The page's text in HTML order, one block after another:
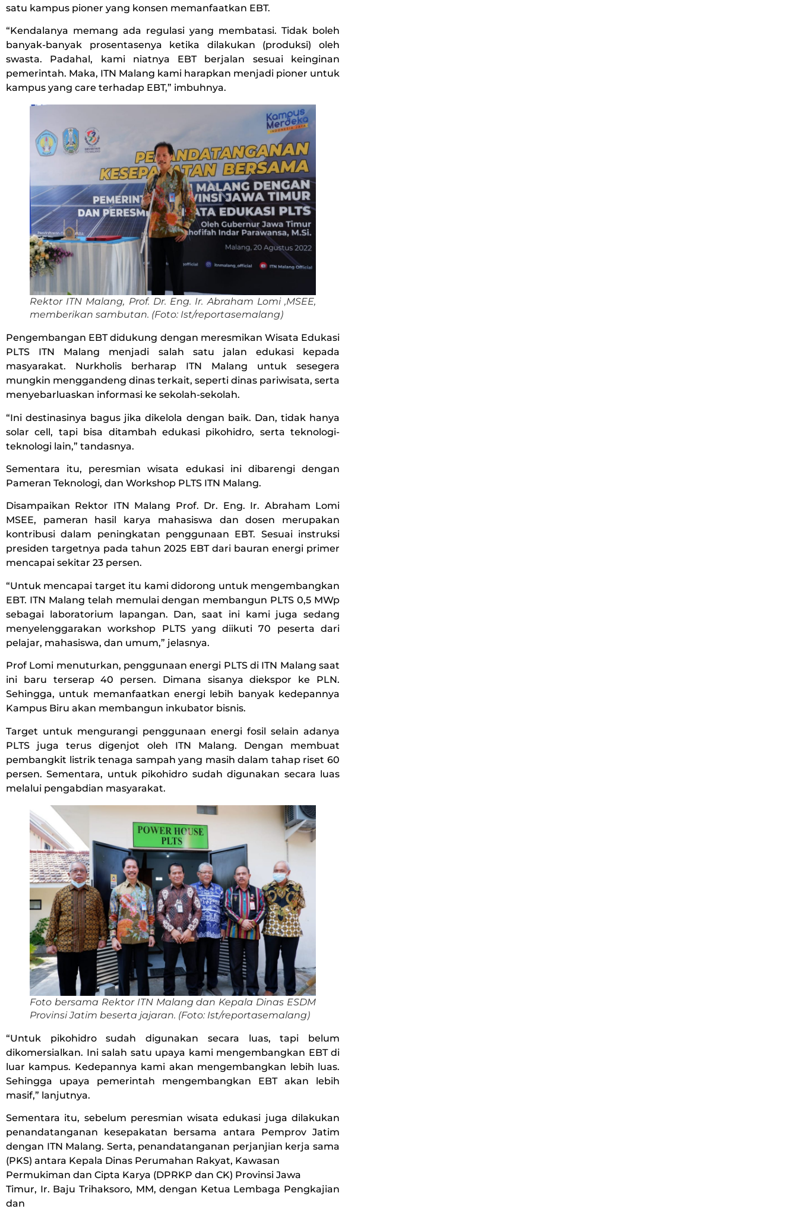
satu kampus pioner yang konsen memanfaatkan EBT.
“Kendalanya memang ada regulasi yang membatasi. Tidak boleh
banyak-banyak prosentasenya ketika dilakukan (produksi) oleh
swasta. Padahal, kami niatnya EBT berjalan sesuai keinginan
pemerintah. Maka, ITN Malang kami harapkan menjadi pioner untuk
kampus yang care terhadap EBT,” imbuhnya.
Rektor ITN Malang, Prof. Dr. Eng. Ir. Abraham Lomi ,MSEE,
memberikan sambutan. (Foto: Ist/reportasemalang)
Pengembangan EBT didukung dengan meresmikan Wisata Edukasi
PLTS ITN Malang menjadi salah satu jalan edukasi kepada
masyarakat. Nurkholis berharap ITN Malang untuk sesegera
mungkin menggandeng dinas terkait, seperti dinas pariwisata, serta
menyebarluaskan informasi ke sekolah-sekolah.
“Ini destinasinya bagus jika dikelola dengan baik. Dan, tidak hanya
solar cell, tapi bisa ditambah edukasi pikohidro, serta teknologi-
teknologi lain,” tandasnya.
Sementara itu, peresmian wisata edukasi ini dibarengi dengan
Pameran Teknologi, dan Workshop PLTS ITN Malang.
Disampaikan Rektor ITN Malang Prof. Dr. Eng. Ir. Abraham Lomi
MSEE, pameran hasil karya mahasiswa dan dosen merupakan
kontribusi dalam peningkatan penggunaan EBT. Sesuai instruksi
presiden targetnya pada tahun 2025 EBT dari bauran energi primer
mencapai sekitar 23 persen.
“Untuk mencapai target itu kami didorong untuk mengembangkan
EBT. ITN Malang telah memulai dengan membangun PLTS 0,5 MWp
sebagai laboratorium lapangan. Dan, saat ini kami juga sedang
menyelenggarakan workshop PLTS yang diikuti 70 peserta dari
pelajar, mahasiswa, dan umum,” jelasnya.
Prof Lomi menuturkan, penggunaan energi PLTS di ITN Malang saat
ini baru terserap 40 persen. Dimana sisanya diekspor ke PLN.
Sehingga, untuk memanfaatkan energi lebih banyak kedepannya
Kampus Biru akan membangun inkubator bisnis.
Target untuk mengurangi penggunaan energi fosil selain adanya
PLTS juga terus digenjot oleh ITN Malang. Dengan membuat
pembangkit listrik tenaga sampah yang masih dalam tahap riset 60
persen. Sementara, untuk pikohidro sudah digunakan secara luas
melalui pengabdian masyarakat.
Foto bersama Rektor ITN Malang dan Kepala Dinas ESDM
Provinsi Jatim beserta jajaran. (Foto: Ist/reportasemalang)
“Untuk pikohidro sudah digunakan secara luas, tapi belum
dikomersialkan. Ini salah satu upaya kami mengembangkan EBT di
luar kampus. Kedepannya kami akan mengembangkan lebih luas.
Sehingga upaya pemerintah mengembangkan EBT akan lebih
masif,” lanjutnya.
Sementara itu, sebelum peresmian wisata edukasi juga dilakukan
penandatanganan kesepakatan bersama antara Pemprov Jatim
dengan ITN Malang. Serta, penandatanganan perjanjian kerja sama
(PKS) antara Kepala Dinas Perumahan Rakyat, Kawasan
Permukiman dan Cipta Karya (DPRKP dan CK) Provinsi Jawa
Timur, Ir. Baju Trihaksoro, MM, dengan Ketua Lembaga Pengkajian
dan